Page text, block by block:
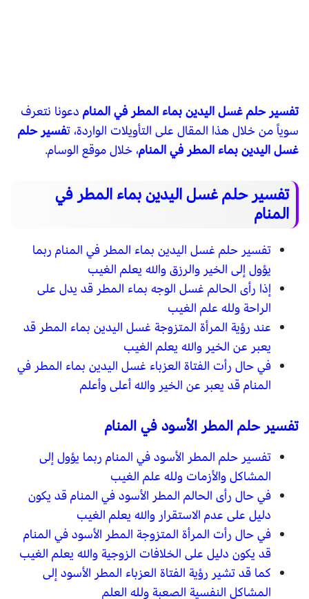
تفسير حلم غسل اليدين بماء المطر في المنام دعونا نتعرف
سوياً من خلال هذا المقال على التأويلات الواردة، تفسير حلم
غسل اليدين بماء المطر في المنام، خلال موقع الوسام.
تفسير حلم غسل اليدين بماء المطر في
المنام
تفسير حلم غسل اليدين بماء المطر في المنام ربما
يؤول إلى الخير والرزق والله يعلم الغيب
إذا رأى الحالم غسل الوجه بماء المطر قد يدل على
الراحة ولله علم الغيب
عند رؤية المرأة المتزوجة غسل اليدين بماء المطر قد
يعبر عن الخير والله يعلم الغيب
في حال رأت الفتاة العزباء غسل اليدين بماء المطر في
المنام قد يعبر عن الخير والله أعلى وأعلم
تفسير حلم المطر الأسود في المنام
تفسير حلم المطر الأسود في المنام ربما يؤول إلى
المشاكل والأزمات ولله علم الغيب
في حال رأى الحالم المطر الأسود في المنام قد يكون
دليل على عدم الاستقرار والله يعلم الغيب
في حال رأت المرأة المتزوجة المطر الأسود في المنام
قد يكون دليل على الخلافات الزوجية والله يعلم الغيب
كما قد تشير رؤية الفتاة العزباء المطر الأسود إلى
المشاكل النفسية الصعبة ولله العلم